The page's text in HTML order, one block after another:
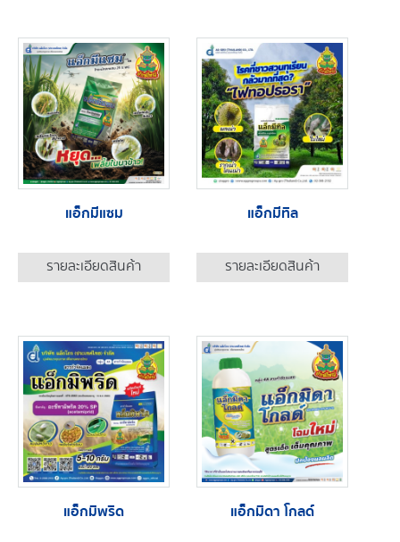
แอ็กมีแซม
รายละเอียดสินค้า
แอ็กมีทิล
รายละเอียดสินค้า
แอ็กมิพริด แอ็กมิดา โกลด์